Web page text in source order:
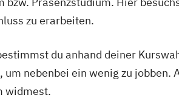
zu erarbeiten.
du anhand deiner
nebenbei ein wenig zu jobben.
widmest.